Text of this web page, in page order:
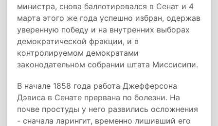
министра, снова баллотировался в Сенат и 4
марта этого же года успешно избран, одержав
уверенную победу и на внутренних выборах
демократической фракции, и в
контролируемом демократами
законодательном собрании штата Миссисипи.
В начале 1858 года работа Джефферсона
Дэвиса в Сенате прервана по болезни. На
почве простуды у него развились осложнения
- сначала ларингит, временно лишивший его